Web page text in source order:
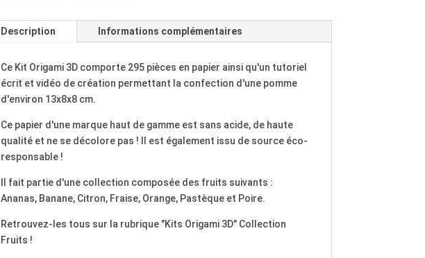
Description Informations complémentaires
Ce Kit Origami 3D comporte 295 pièces en papier ainsi qu'un tutoriel
écrit et vidéo de création permettant la confection d'une pomme
d'environ 13x8x8 cm.
Ce papier d'une marque haut de gamme est sans acide, de haute
qualité et ne se décolore pas ! Il est également issu de source éco-
responsable !
Il fait partie d'une collection composée des fruits suivants :
Ananas, Banane, Citron, Fraise, Orange, Pastèque et Poire.
Retrouvez-les tous sur la rubrique "Kits Origami 3D" Collection
Fruits !